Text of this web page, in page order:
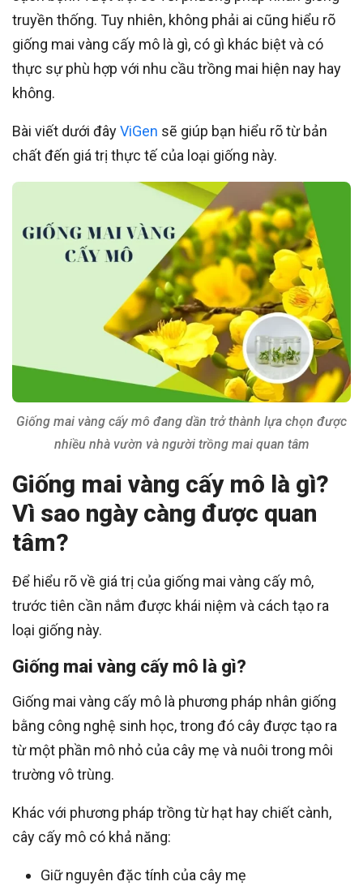
truyền thống. Tuy nhiên, không phải ai cũng hiểu rõ
giống mai vàng cấy mô là gì, có gì khác biệt và có
thực sự phù hợp với nhu cầu trồng mai hiện nay hay
không.
Bài viết dưới đâyViGen sẽ giúp bạn hiểu rõ từ bản
chất đến giá trị thực tế của loại giống này.
Giống mai vàng cấy mô đang dần trở thành lựa chọn được
nhiều nhà vườn và người trồng mai quan tâm
Giống mai vàng cấy mô là gì?
Vì sao ngày càng được quan
tâm?
Để hiểu rõ về giá trị của giống mai vàng cấy mô,
trước tiên cần nắm được khái niệm và cách tạo ra
loại giống này.
Giống mai vàng cấy mô là gì?
Giống mai vàng cấy mô là phương pháp nhân giống
bằng công nghệ sinh học, trong đó cây được tạo ra
từ một phần mô nhỏ của cây mẹ và nuôi trong môi
trường vô trùng.
Khác với phương pháp trồng từ hạt hay chiết cành,
cây cấy mô có khả năng:
Giữ nguyên đặc tính của cây mẹ